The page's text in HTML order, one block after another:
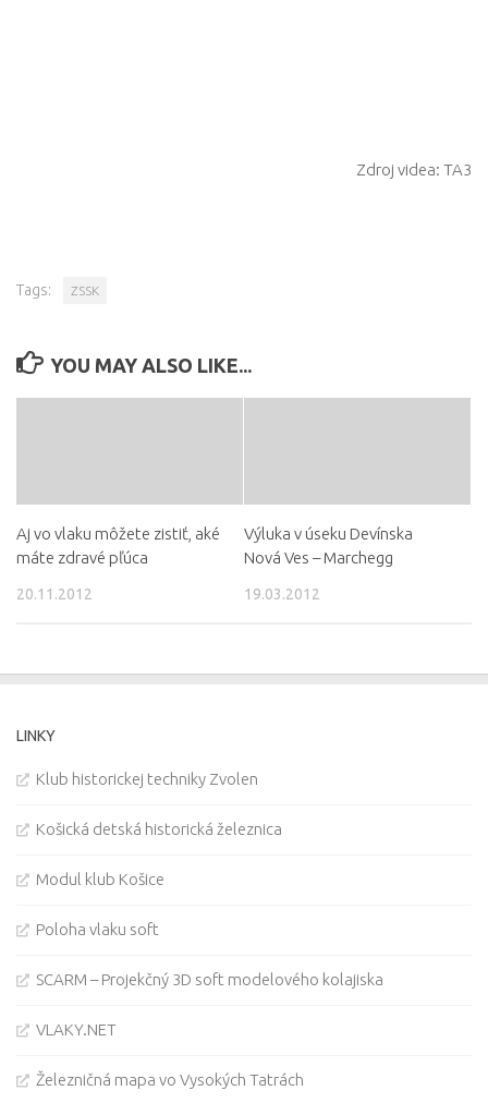
Zdroj videa: TA3
Tags: ZSSK
YOU MAY ALSO LIKE...
Aj vo vlaku môžete zistiť, aké
máte zdravé pľúca
20.11.2012
Výluka v úseku Devínska
Nová Ves – Marchegg
19.03.2012
LINKY
Klub historickej techniky Zvolen
Košická detská historická železnica
Modul klub Košice
Poloha vlaku soft
SCARM – Projekčný 3D soft modelového kolajiska
VLAKY.NET
Železničná mapa vo Vysokých Tatrách